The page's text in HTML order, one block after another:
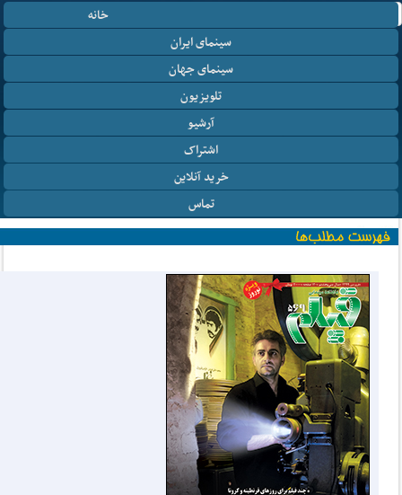
خانه
سینمای ایران
سینمای جهان
تلویزیون
آرشیو
اشتراک
خرید آنلاین
تماس